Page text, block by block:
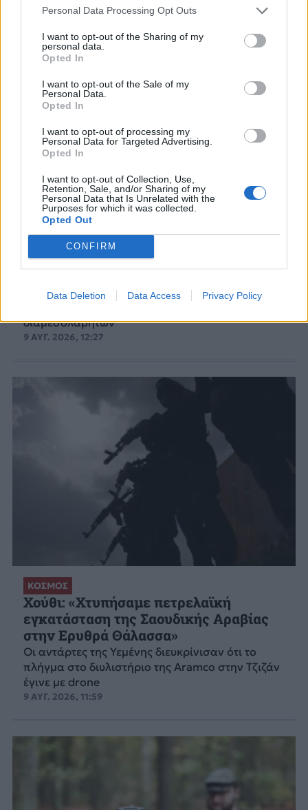
Personal Data Processing Opt Outs
I want to opt-out of the Sharing of my
personal data.
Opted In
I want to opt-out of the Sale of my
Personal Data.
Opted In
I want to opt-out of processing my
Personal Data for Targeted Advertising.
Opted In
I want to opt-out of Collection, Use,
Retention, Sale, and/or Sharing of my
Personal Data that Is Unrelated with the
Purposes for which it was collected.
Opted Out
CONFIRM
Data Deletion Data Access Privacy Policy
ΚΟΣΜΟΣ
Ιράν: Καμία συνομιλία με τις ΗΠΑ όσο
παραβιάζουν την μεταβατική
συμφωνία εκεχειρίας
Ωστόσο, ο Αμπάς Αραγτσί διευκρίνισε ότι
διαμεσολαβητών
9 ΑΥΓ. 2026, 12:27
ΚΟΣΜΟΣ
Χούθι: «Χτυπήσαμε πετρελαϊκή
εγκατάσταση της Σαουδικής Αραβίας
στην Ερυθρά Θάλασσα»
Οι αντάρτες της Υεμένης διευκρίνισαν ότι το
πλήγμα στο διυλιστήριο της Aramco στην Τζιζάν
έγινε με drone
9 ΑΥΓ. 2026, 11:59